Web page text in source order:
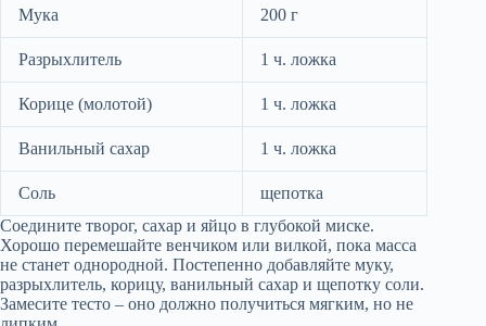
Мука 200 г
Разрыхлитель 1 ч. ложка
Корице (молотой) 1 ч. ложка
Ванильный сахар 1 ч. ложка
Соль
щепотка
Соедините творог, сахар и яйцо в глубокой миске.
Хорошо перемешайте венчиком или вилкой, пока масса
не станет однородной. Постепенно добавляйте муку,
разрыхлитель, корицу, ванильный сахар и щепотку соли.
Замесите тесто – оно должно получиться мягким, но не